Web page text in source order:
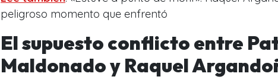
peligroso momento que enfrentó
El supuesto conflicto entre
Maldonado y Raquel